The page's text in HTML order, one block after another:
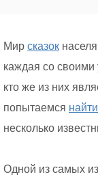
Мир сказок
каждая со
кто же из них
попытаемся найти
несколько
Одной из самых